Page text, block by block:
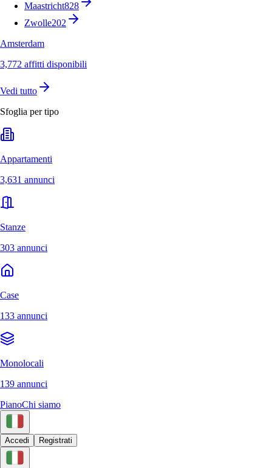
Maastricht828
Zwolle202
Amsterdam
3,772 affitti disponibili
Vedi tutto
Sfoglia per tipo
Appartamenti
3,631 annunci
Stanze
303 annunci
Case
133 annunci
Monolocali
139 annunci
PianoChi siamo
Accedi Registrati